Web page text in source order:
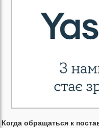
Когда обращаться к